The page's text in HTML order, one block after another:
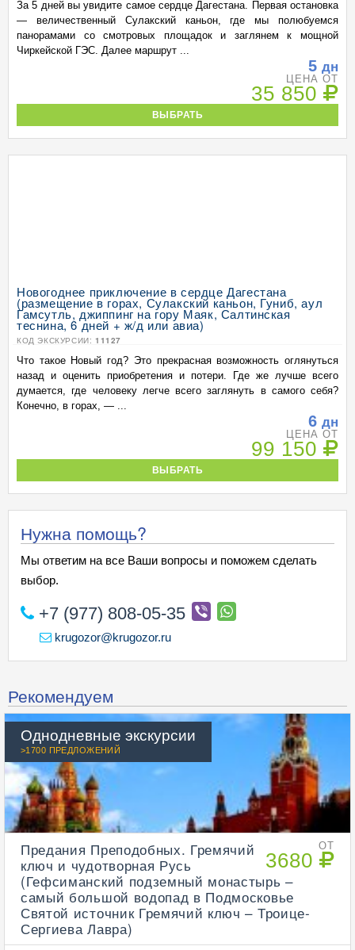
За 5 дней вы увидите самое сердце Дагестана. Первая остановка
— величественный Сулакский каньон, где мы полюбуемся
панорамами со смотровых площадок и заглянем к мощной
Чиркейской ГЭС. Далее маршрут ...
5 дн
ЦЕНА ОТ
35 850
ВЫБРАТЬ
Новогоднее приключение в сердце Дагестана
(размещение в горах, Сулакский каньон, Гуниб, аул
Гамсутль, джиппинг на гору Маяк, Салтинская
теснина, 6 дней + ж/д или авиа)
КОД ЭКСКУРСИИ: 11127
Что такое Новый год? Это прекрасная возможность оглянуться
назад и оценить приобретения и потери. Где же лучше всего
думается, где человеку легче всего заглянуть в самого себя?
Конечно, в горах, — ...
6 дн
ЦЕНА ОТ
99 150
ВЫБРАТЬ
Нужна помощь?
Мы ответим на все Ваши вопросы и поможем сделать
выбор.
+7 (977) 808-05-35
krugozor@krugozor.ru
Рекомендуем
Однодневные экскурсии
>1700 ПРЕДЛОЖЕНИЙ
ОТ
3680
Предания Преподобных. Гремячий
ключ и чудотворная Русь
(Гефсиманский подземный монастырь –
самый большой водопад в Подмосковье
Святой источник Гремячий ключ – Троице-
Сергиева Лавра)